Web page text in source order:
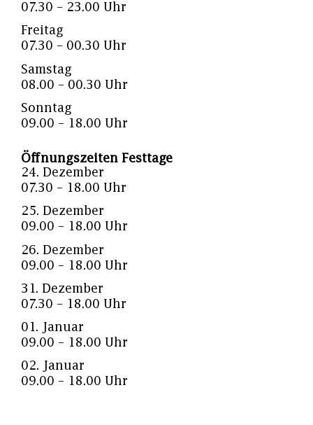
07.30 – 23.00 Uhr
Freitag
07.30 – 00.30 Uhr
Samstag
08.00 – 00.30 Uhr
Sonntag
09.00 – 18.00 Uhr
Öffnungszeiten Festtage
24. Dezember
07.30 – 18.00 Uhr
25. Dezember
09.00 – 18.00 Uhr
26. Dezember
09.00 – 18.00 Uhr
31. Dezember
07.30 – 18.00 Uhr
01. Januar
09.00 – 18.00 Uhr
02. Januar
09.00 – 18.00 Uhr